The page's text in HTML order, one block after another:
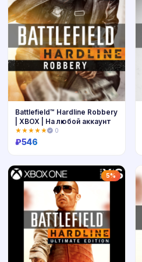
Купить
Battlefield™ Hardline Robbery
| XBOX | На любой аккаунт
★★★★★ 0
₽546
5%